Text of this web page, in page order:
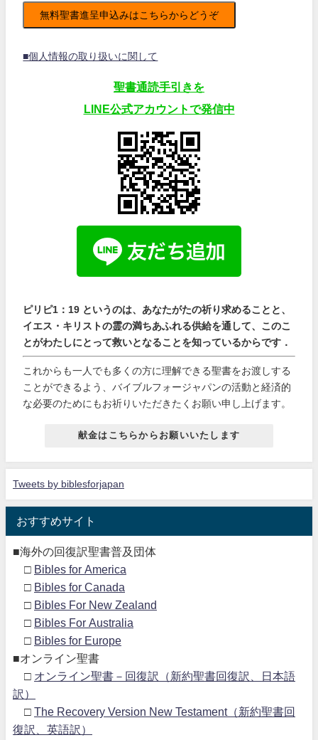
無料聖書進呈申込みはこちらからどうぞ
■個人情報の取り扱いに関して
聖書通読手引きを
LINE公式アカウントで発信中
ピリピ1：19 というのは、あなたがたの祈り求めることと、
イエス・キリストの霊の満ちあふれる供給を通して、このこ
とがわたしにとって救いとなることを知っているからです．
これからも一人でも多くの方に理解できる聖書をお渡しする
ことができるよう、バイブルフォージャパンの活動と経済的
な必要のためにもお祈りいただきたくお願い申し上げます。
献金はこちらからお願いいたします
Tweets by biblesforjapan
おすすめサイト
■海外の回復訳聖書普及団体
□ Bibles for America
□ Bibles for Canada
□ Bibles For New Zealand
□ Bibles For Australia
□ Bibles for Europe
■オンライン聖書
□ オンライン聖書－回復訳（新約聖書回復訳、日本語
訳）
□ The Recovery Version New Testament（新約聖書回
復訳、英語訳）